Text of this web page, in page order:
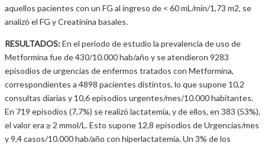
aquellos pacientes con un FG al ingreso de < 60 mL/min/1,73 m2, se
analizó el FG y Creatinina basales.
RESULTADOS:En el periodo de estudio la prevalencia de uso de
Metformina fue de 430/10.000 hab/año y se atendieron 9283
episodios de urgencias de enfermos tratados con Metformina,
correspondientes a 4898 pacientes distintos, lo que supone 10,2
consultas diarias y 10,6 episodios urgentes/mes/10.000 habitantes.
En 719 episodios (7,7%) se realizó lactatemia, y de ellos, en 383 (53%),
el valor era ≥ 2 mmol/L. Esto supone 12,8 episodios de Urgencias/mes
y 9,4 casos/10.000 hab/año con hiperlactatemia. Un 3% de los